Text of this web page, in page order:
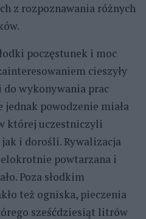
z rozpoznawania różnych
poczęstunek i moc
cieszyły
wykonywania prac
jednak powodzenie miała
której uczestniczyli
i dorośli. Rywalizacja
powtarzana i
Poza słodkim
też ogniska, pieczenia
sześćdziesiąt litrów